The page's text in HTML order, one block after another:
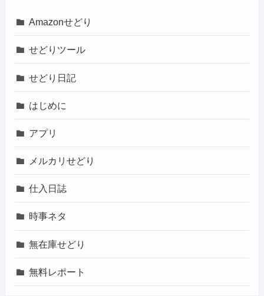
Amazonせどり
せどりツール
せどり日記
はじめに
アプリ
メルカリせどり
仕入日誌
時事ネタ
無在庫せどり
無料レポート